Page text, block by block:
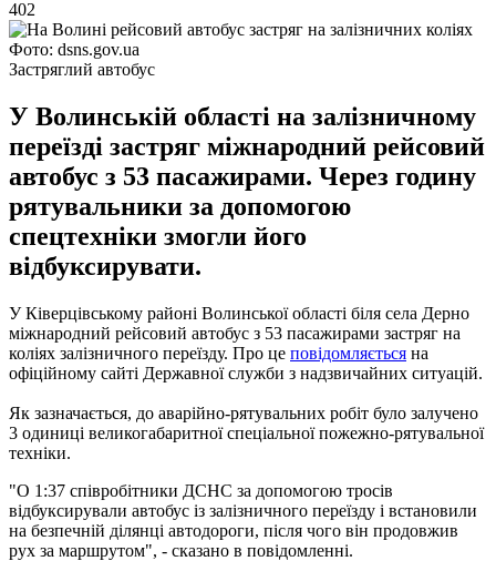
402
Фото: dsns.gov.ua
Застряглий автобус
У Волинській області на залізничному
переїзді застряг міжнародний рейсовий
автобус з 53 пасажирами. Через годину
рятувальники за допомогою
спецтехніки змогли його
відбуксирувати.
У Ківерцівському районі Волинської області біля села Дерно
міжнародний рейсовий автобус з 53 пасажирами застряг на
коліях залізничного переїзду. Про це повідомляється на
офіційному сайті Державної служби з надзвичайних ситуацій.
Як зазначається, до аварійно-рятувальних робіт було залучено
3 одиниці великогабаритної спеціальної пожежно-рятувальної
техніки.
"О 1:37 співробітники ДСНС за допомогою тросів
відбуксирували автобус із залізничного переїзду і встановили
на безпечній ділянці автодороги, після чого він продовжив
рух за маршрутом", - сказано в повідомленні.